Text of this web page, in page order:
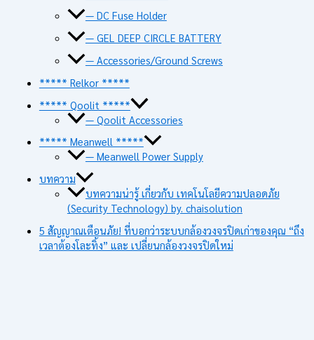
— DC Fuse Holder
— GEL DEEP CIRCLE BATTERY
— Accessories/Ground Screws
***** Relkor *****
***** Qoolit *****
— Qoolit Accessories
***** Meanwell *****
— Meanwell Power Supply
บทความ
บทความน่ารู้ เกี่ยวกับ เทคโนโลยีความปลอดภัย
(Security Technology) by. chaisolution
5 สัญญาณเตือนภัย! ที่บอกว่าระบบกล้องวงจรปิดเก่าของคุณ “ถึง
เวลาต้องโละทิ้ง” และ เปลี่ยนกล้องวงจรปิดใหม่